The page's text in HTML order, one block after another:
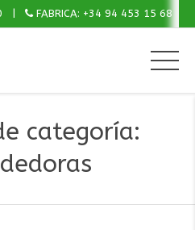
FABRICA: +34 94 453 15 68
categoría: